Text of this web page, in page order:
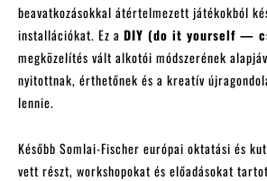
beavatkozásokkal átértelmezett játékokból
installációkat. Ez a DIY (do it yourself —
megközelítés vált alkotói módszerének
nyitottnak, érthetőnek és a kreatív
lennie.
Később Somlai-Fischer európai oktatási és
vett részt, workshopokat és előadásokat